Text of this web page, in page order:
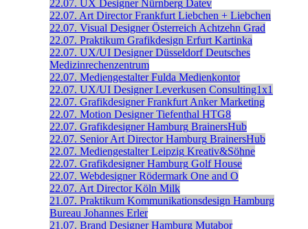
22.07. UX Designer Nürnberg Datev
22.07. Art Director Frankfurt Liebchen + Liebchen
22.07. Visual Designer Österreich Achtzehn Grad
22.07. Praktikum Grafikdesign Erfurt Kartinka
22.07. UX/UI Designer Düsseldorf Deutsches
Medizinrechenzentrum
22.07. Mediengestalter Fulda Medienkontor
22.07. UX/UI Designer Leverkusen Consulting1x1
22.07. Grafikdesigner Frankfurt Anker Marketing
22.07. Motion Designer Tiefenthal HTG8
22.07. Grafikdesigner Hamburg BrainersHub
22.07. Senior Art Director Hamburg BrainersHub
22.07. Mediengestalter Leipzig Kreativ&Söhne
22.07. Grafikdesigner Hamburg Golf House
22.07. Webdesigner Rödermark One and O
22.07. Art Director Köln Milk
21.07. Praktikum Kommunikationsdesign Hamburg
Bureau Johannes Erler
21.07. Brand Designer Hamburg Mutabor